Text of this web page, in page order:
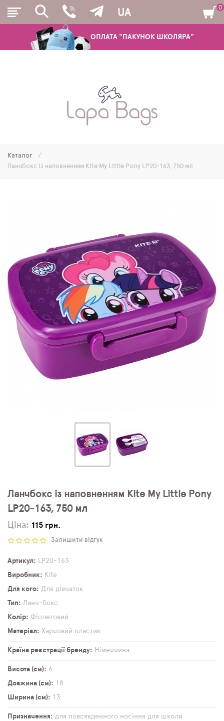
ОПЛАТА "ПАКУНОК ШКОЛЯРА"
UA
ШКІЛЬНІ РЮКЗАКИ ТА РАНЦІ
МОЛОДІЖНІ РЮКЗАКИ
DELUNE
SCHOOL STANDARD
SKYNAME
РОЗПРОДАЖ
0
Каталог
Ланчбокс із наповненням Kite My Little Pony LP20-163, 750 мл
Ланчбокс із наповненням Kite My Little Pony
LP20-163, 750 мл
Ціна: 115 грн.
Залишити відгук
Артикул
LP20-163
Виробник
Kite
Для кого
Для дівчаток
Тип
Ланч-бокс
Колір
Фіолетовий
Матеріал
Харчовий пластик
Країна реєстрації бренду Німеччина
Висота (см)
6
Довжина (см)
18
Ширина (см)
13
Призначення для повсякденного носіння для школи